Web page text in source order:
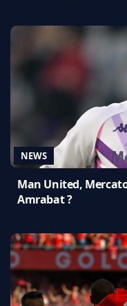
NEWS
Man United,
Amrabat ?